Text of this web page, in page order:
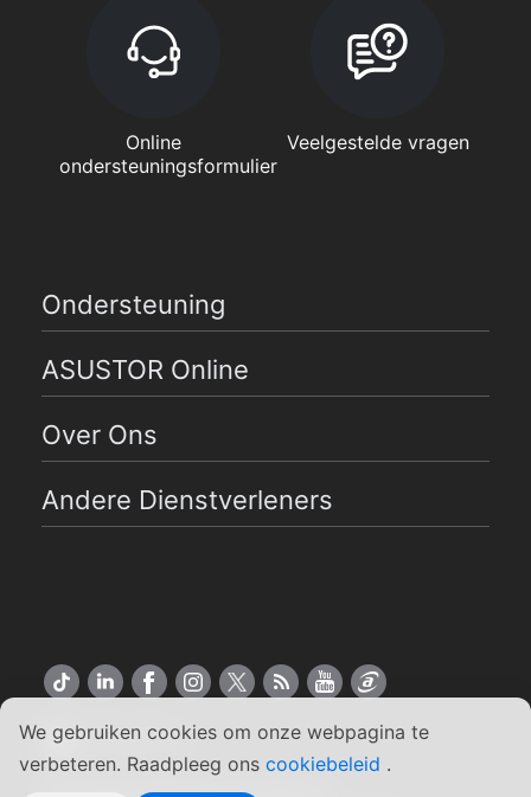
We gebruiken cookies om onze webpagina te
verbeteren. Raadpleeg ons cookiebeleid .
Online
ondersteuningsformulier
Veelgestelde vragen
Ondersteuning
ASUSTOR Online
Over Ons
Andere Dienstverleners
Nederlands
Copyright ©2026 ASUSTOR Inc.